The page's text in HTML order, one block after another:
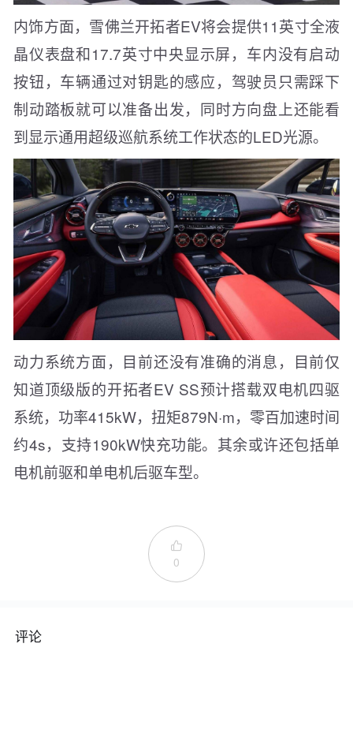
内饰方面，雪佛兰开拓者EV将会提供11英寸全液
晶仪表盘和17.7英寸中央显示屏，车内没有启动
按钮，车辆通过对钥匙的感应，驾驶员只需踩下
制动踏板就可以准备出发，同时方向盘上还能看
到显示通用超级巡航系统工作状态的LED光源。
动力系统方面，目前还没有准确的消息，目前仅
知道顶级版的开拓者EV SS预计搭载双电机四驱
系统，功率415kW，扭矩879N·m，零百加速时间
约4s，支持190kW快充功能。其余或许还包括单
电机前驱和单电机后驱车型。

0
评论